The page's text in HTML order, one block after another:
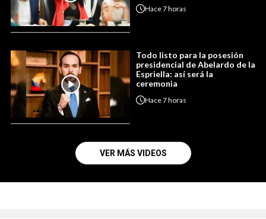
Hace7 horas
Todo listo para la posesión
presidencial de Abelardo de la
Espriella: así será la
ceremonia
Hace7 horas
VER MÁS VIDEOS